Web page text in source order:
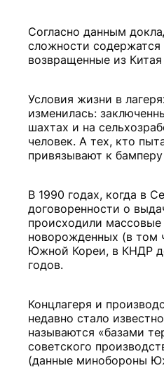
Согласно данным
сложности содержатся
возвращенные из
Условия жизни в
изменилась:
шахтах и на
человек. А тех, кто
привязывают к
В 1990 годах, когда в
договоренности о
происходили
новорожденных (в том
Южной Кореи, в КНДР
годов.
Концлагеря и
недавно стало
называются «базами
советского
(данные минобороны